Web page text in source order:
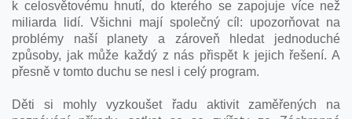
k celosvětovému hnutí, do kterého se zapojuje více než
miliarda lidí. Všichni mají společný cíl: upozorňovat na
problémy naší planety a zároveň hledat jednoduché
způsoby, jak může každý z nás přispět k jejich řešení. A
přesně v tomto duchu se nesl i celý program.
Děti si mohly vyzkoušet řadu aktivit zaměřených na